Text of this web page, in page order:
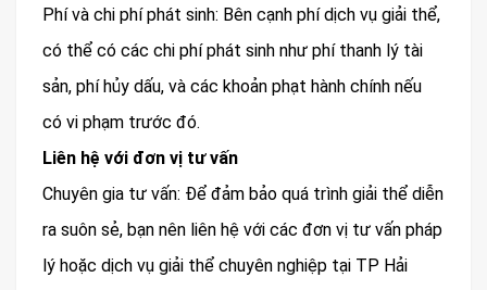
Phí và chi phí phát sinh: Bên cạnh phí dịch vụ giải thể,
có thể có các chi phí phát sinh như phí thanh lý tài
sản, phí hủy dấu, và các khoản phạt hành chính nếu
có vi phạm trước đó.
Liên hệ với đơn vị tư vấn
Chuyên gia tư vấn: Để đảm bảo quá trình giải thể diễn
ra suôn sẻ, bạn nên liên hệ với các đơn vị tư vấn pháp
lý hoặc dịch vụ giải thể chuyên nghiệp tại TP Hải